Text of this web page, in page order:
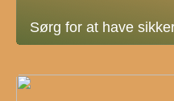
Sørg for at have